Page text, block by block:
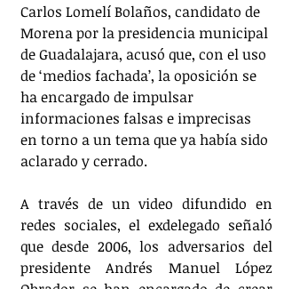
Carlos Lomelí Bolaños, candidato de
Morena por la presidencia municipal
de Guadalajara, acusó que, con el uso
de ‘medios fachada’, la oposición se
ha encargado de impulsar
informaciones falsas e imprecisas
en torno a un tema que ya había sido
aclarado y cerrado.
A través de un video difundido en
redes sociales, el exdelegado señaló
que desde 2006, los adversarios del
presidente Andrés Manuel López